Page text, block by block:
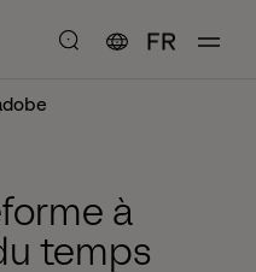
FR
à
temps